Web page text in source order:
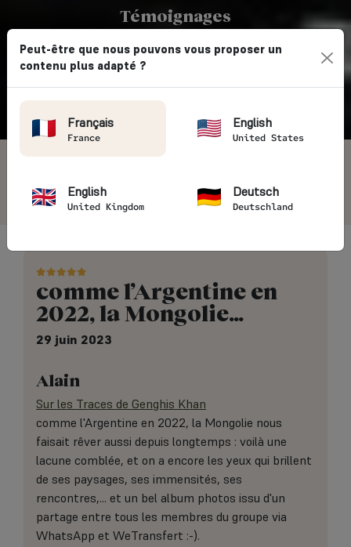
Témoignages
AVIS VOYAGEURS
Vintage Rides→ Avis clients
comme l’Argentine en
2022, la Mongolie…
29 juin 2023
Alain
Sur les Traces de Genghis Khan
comme l'Argentine en 2022, la Mongolie nous
faisait rêver aussi depuis longtemps : voilà une
lacune comblée, et on a encore les yeux qui brillent
de ses paysages, ses immensités, ses
rencontres,... et un bel album photos issu d'un
partage entre tous les membres du groupe via
WhatsApp et WeTransfert :-).
Peut-être que nous pouvons vous proposer un
contenu plus adapté ?
Français
France
English
United States
English
United Kingdom
Deutsch
Deutschland